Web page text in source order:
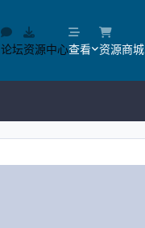
论坛资源中心查看 资源商城